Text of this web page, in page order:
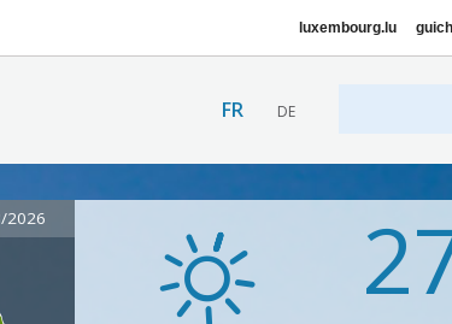
luxembourg.lu
FR DE
2026